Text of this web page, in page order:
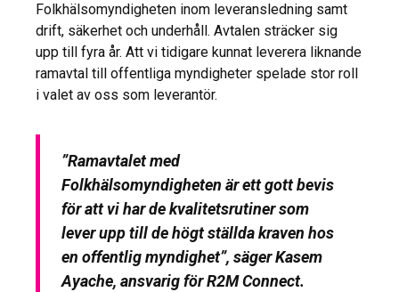
Folkhälsomyndigheten inom leveransledning samt
drift, säkerhet och underhåll. Avtalen sträcker sig
upp till fyra år. Att vi tidigare kunnat leverera liknande
ramavtal till offentliga myndigheter spelade stor roll
i valet av oss som leverantör.
”Ramavtalet med
Folkhälsomyndigheten är ett gott bevis
för att vi har de kvalitetsrutiner som
lever upp till de högt ställda kraven hos
en offentlig myndighet”, säger Kasem
Ayache, ansvarig för R2M Connect.